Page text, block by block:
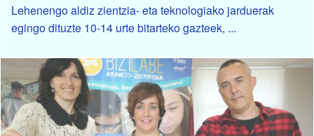
Lehenengo aldiz zientzia- eta teknologiako jarduerak
egingo dituzte 10-14 urte bitarteko gazteek, ...